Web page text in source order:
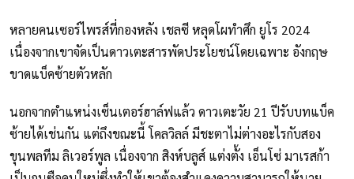
หลายคนเซอร์ไพรส์ที่กองหลัง เชลซี หลุดโผทำศึก ยูโร 2024
เนื่องจากเขาจัดเป็นดาวเตะสารพัดประโยชน์โดยเฉพาะ อังกฤษ
ขาดแบ็คซ้ายตัวหลัก
นอกจากตำแหน่งเซ็นเตอร์ฮาล์ฟแล้ว ดาวเตะวัย 21 ปีรับบทแบ็ค
ซ้ายได้เช่นกัน แต่ถึงขณะนี้ โคลวิลล์ มีชะตาไม่ต่างอะไรกับสอง
ขุนพลทีม ลิเวอร์พูล เนื่องจาก สิงห์บลูส์ แต่งตั้ง เอ็นโซ่ มาเรสก้า